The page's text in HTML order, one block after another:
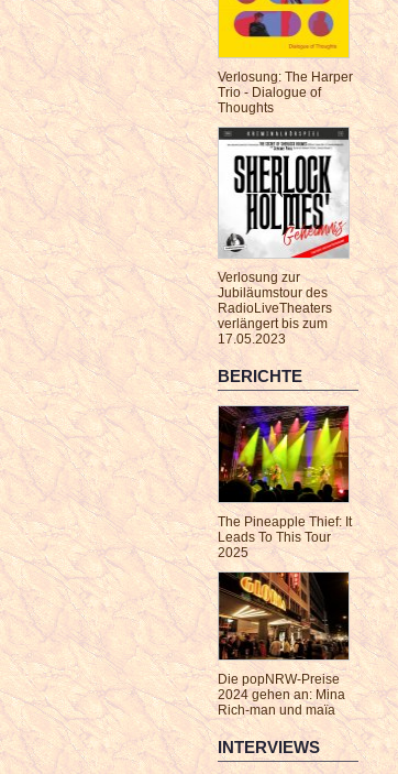
Verlosung: The Harper
Trio - Dialogue of
Thoughts
Verlosung zur
Jubiläumstour des
RadioLiveTheaters
verlängert bis zum
17.05.2023
BERICHTE
The Pineapple Thief: It
Leads To This Tour
2025
Die popNRW-Preise
2024 gehen an: Mina
Rich-man und maïa
INTERVIEWS